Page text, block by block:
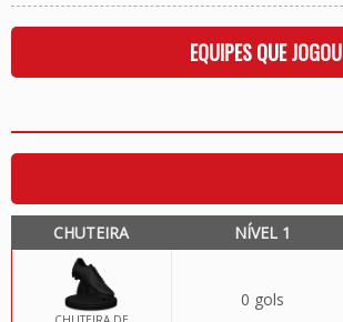
EQUIPES QUE JOGOU
CHUTEIRA NÍVEL 1
0 gols